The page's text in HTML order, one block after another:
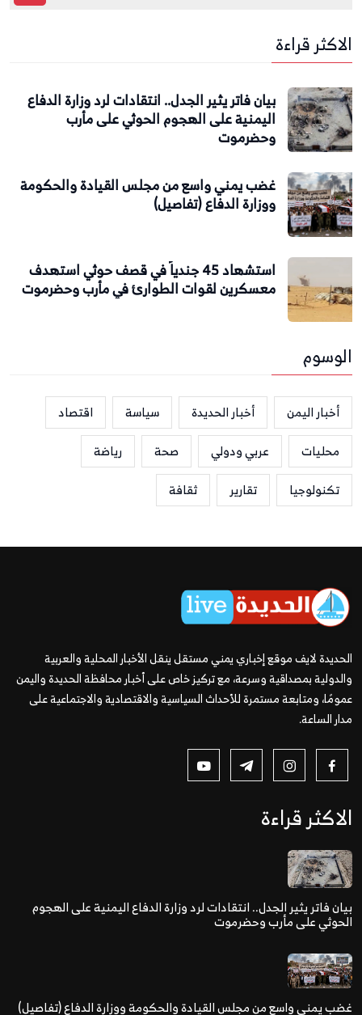
الاكثر قراءة
بيان فاتر يثير الجدل.. انتقادات لرد وزارة الدفاع
اليمنية على الهجوم الحوثي على مأرب
وحضرموت
غضب يمني واسع من مجلس القيادة والحكومة
ووزارة الدفاع (تفاصيل)
استشهاد 45 جندياً في قصف حوثي استهدف
معسكرين لقوات الطوارئ في مأرب وحضرموت
الوسوم
أخبار اليمن أخبار الحديدة سياسة
اقتصاد
محليات
عربي ودولي صحة
رياضة
تكنولوجيا
تقارير ثقافة
الحديدة لايف موقع إخباري يمني مستقل ينقل الأخبار المحلية والعربية
والدولية بمصداقية وسرعة، مع تركيز خاص على أخبار محافظة الحديدة واليمن
عمومًا، ومتابعة مستمرة للأحداث السياسية والاقتصادية والاجتماعية على
مدار الساعة.
الاكثر قراءة
بيان فاتر يثير الجدل.. انتقادات لرد وزارة الدفاع اليمنية على الهجوم
الحوثي على مأرب وحضرموت
غضب يمني واسع من مجلس القيادة والحكومة ووزارة الدفاع (تفاصيل)